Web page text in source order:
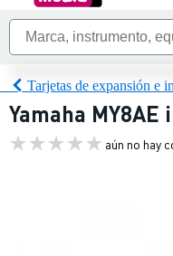
Tarjetas de expansión e
Yamaha
aún no hay